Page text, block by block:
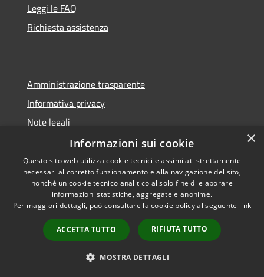
Leggi le FAQ
Richiesta assistenza
Amministrazione trasparente
Informativa privacy
Note legali
Dichiarazione di accessibilità
RSS
Accessibilità
Copyright © 2026 • Comune di
Gravina di Catania • Powered
byMunicipium
Accesso
redazione
×
Informazioni sui cookie
Questo sito web utilizza cookie tecnici e assimilati strettamente
necessari al corretto funzionamento e alla navigazione del sito,
nonché un cookie tecnico analitico al solo fine di elaborare
informazioni statistiche, aggregate e anonime.
Per maggiori dettagli, può consultare la cookie policy al seguente link
ACCETTA TUTTO RIFIUTA TUTTO
MOSTRA DETTAGLI